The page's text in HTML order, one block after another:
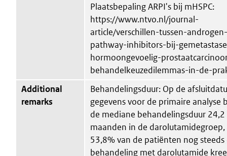
Plaatsbepaling ARPI's bij mHSPC:
https://www.ntvo.nl/journal-
article/verschillen-tussen-
pathway-inhibitors-bij-
hormoongevoelig-
behandelkeuzedilemmas-in-de-
Additional
remarks
Behandelingsduur: Op de
gegevens voor de primaire analyse
de mediane behandelingsduur 24,2
maanden in de
53,8% van de patiënten nog steeds
behandeling met darolutamide